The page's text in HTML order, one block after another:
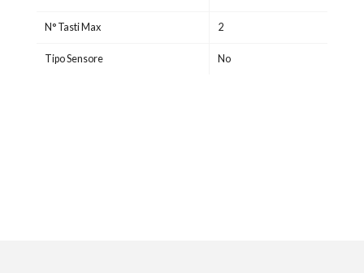
N° Tasti Max 2
Tipo Sensore No